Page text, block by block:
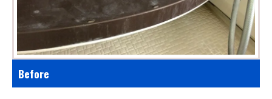
Before